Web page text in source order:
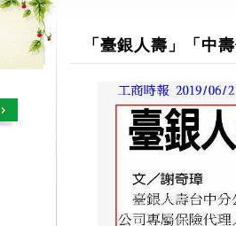
「臺銀人壽」「中